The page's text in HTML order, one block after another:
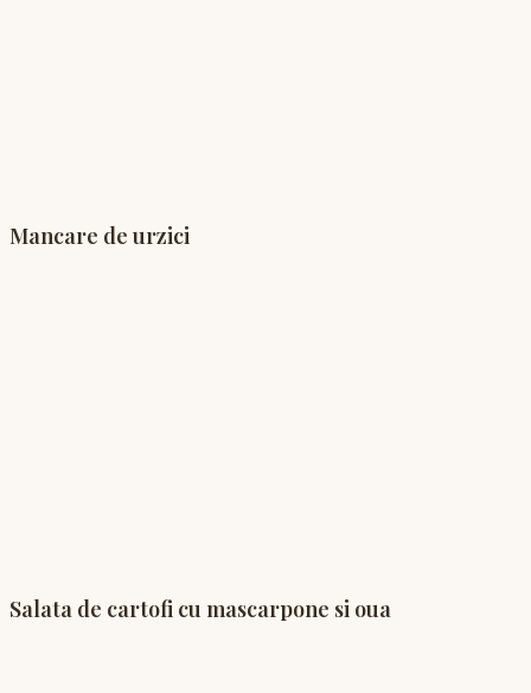
Mancare de urzici
Salata de cartofi cu mascarpone si oua